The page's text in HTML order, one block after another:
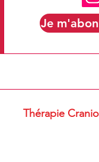
Je
Thérapie